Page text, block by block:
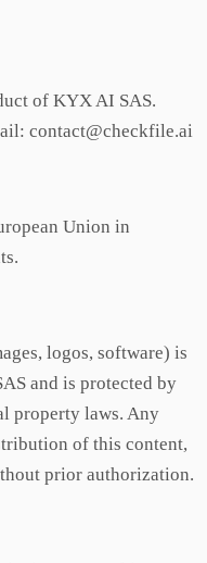
of KYX AI SAS.
contact@checkfile.ai
Union in
logos, software) is
and is protected by
property laws. Any
of this content,
prior authorization.